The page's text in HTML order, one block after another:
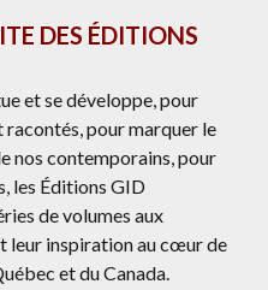
DES ÉDITIONS
et se développe, pour
racontés, pour marquer le
nos contemporains, pour
les Éditions GID
de volumes aux
leur inspiration au cœur de
et du Canada.